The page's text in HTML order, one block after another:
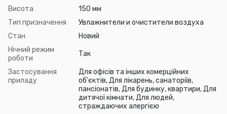
Висота
150 мм
Тип призначення
Увлажнители и очистители воздуха
Стан
Новий
Нічний режим
роботи
Так
Застосування
приладу
Для офісів та інших комерційних
об'єктів, Для лікарень, санаторіїв,
пансіонатів, Для будинку, квартири, Для
дитячої кімнати, Для людей,
страждаючих алергією